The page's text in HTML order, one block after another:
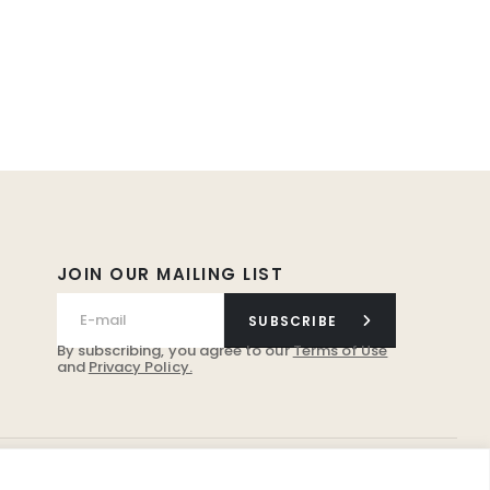
JOIN OUR MAILING LIST
SUBSCRIBE
By subscribing, you agree to ourTerms of Use
and Privacy Policy.